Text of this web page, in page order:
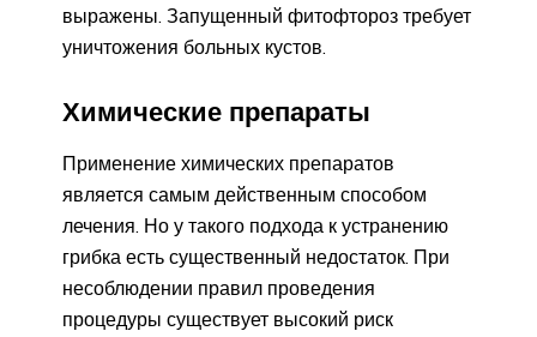
выражены. Запущенный фитофтороз требует
уничтожения больных кустов.
Химические препараты
Применение химических препаратов
является самым действенным способом
лечения. Но у такого подхода к устранению
грибка есть существенный недостаток. При
несоблюдении правил проведения
процедуры существует высокий риск